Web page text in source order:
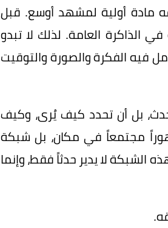
مادة أولية لمشهد أوسع. قبل
في الذاكرة العامة. لذلك لا تبدو
فيه الفكرة والصورة والتوقيت
بل أن تحدد كيف يُرى، وكيف
مجتمعاً في مكان، بل شبكة
لا يدير حدثاً فقط، وإنما